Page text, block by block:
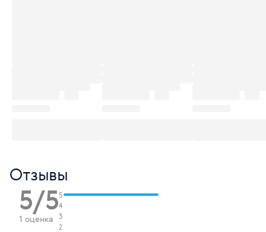
Отзывы
5/5
1 оценка
5
4
3
2